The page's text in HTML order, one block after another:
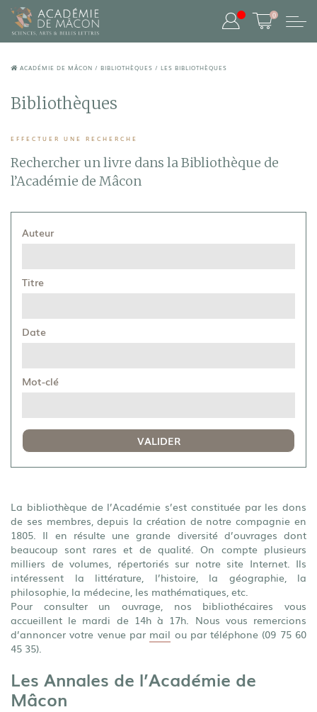
0
ACADÉMIE DE MÂCON / BIBLIOTHÈQUES / LES BIBLIOTHÈQUES
Bibliothèques
EFFECTUER UNE RECHERCHE
Rechercher un livre dans laBibliothèque de
l’Académie de Mâcon
Auteur
Titre
Date
Mot-clé
VALIDER
La bibliothèque de l’Académie s’est constituée par les dons
de ses membres, depuis la création de notre compagnie en
1805. Il en résulte une grande diversité d’ouvrages dont
beaucoup sont rares et de qualité. On compte plusieurs
milliers de volumes, répertoriés sur notre site Internet. Ils
intéressent la littérature, l’histoire, la géographie, la
philosophie, la médecine, les mathématiques, etc.
Pour consulter un ouvrage, nos bibliothécaires vous
accueillent le mardi de 14h à 17h. Nous vous remercions
d’annoncer votre venue par mail ou par téléphone (09 75 60
45 35).
Les Annales de l’Académie de
Mâcon